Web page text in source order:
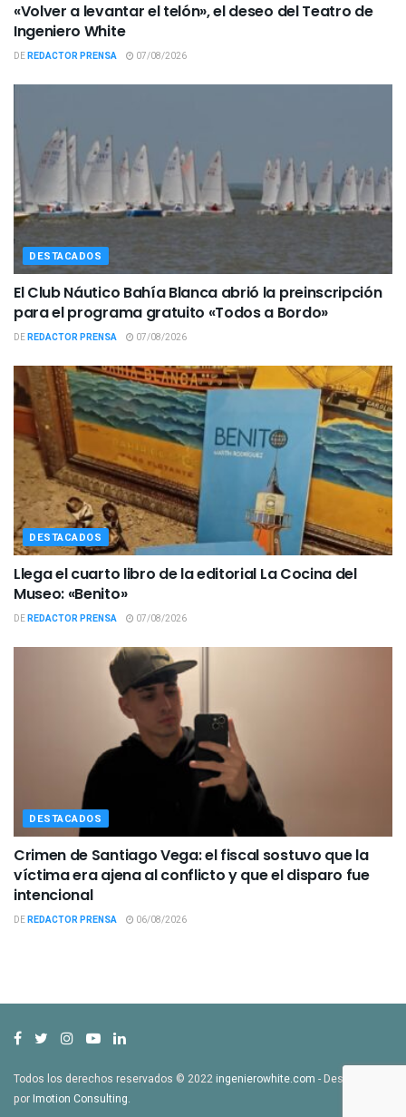
«Volver a levantar el telón», el deseo del Teatro de
Ingeniero White
DEREDACTOR PRENSA 07/08/2026
DESTACADOS
El Club Náutico Bahía Blanca abrió la preinscripción
para el programa gratuito «Todos a Bordo»
DEREDACTOR PRENSA 07/08/2026
DESTACADOS
Llega el cuarto libro de la editorial La Cocina del
Museo: «Benito»
DEREDACTOR PRENSA 07/08/2026
DESTACADOS
Crimen de Santiago Vega: el fiscal sostuvo que la
víctima era ajena al conflicto y que el disparo fue
intencional
DEREDACTOR PRENSA 06/08/2026
Todos los derechos reservados © 2022ingenierowhite.com - Desarrollado
porImotion Consulting.